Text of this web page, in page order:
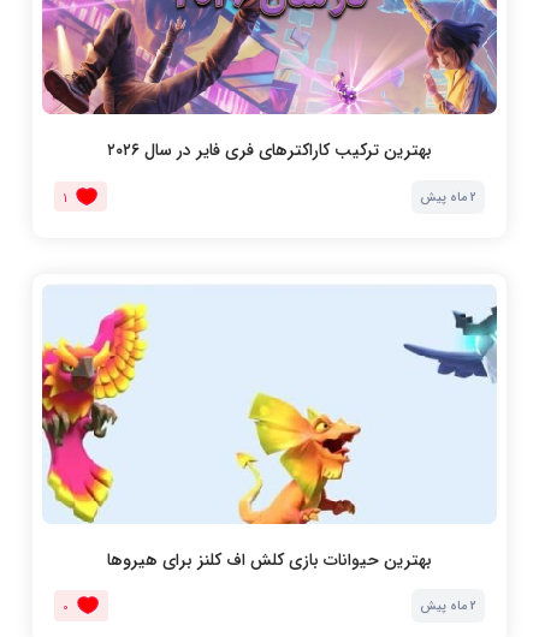
بهترین ترکیب کاراکترهای فری فایر در سال ۲۰۲۶
2 ماه پیش 1
بهترین حیوانات بازی کلش اف کلنز برای هیروها
2 ماه پیش 0